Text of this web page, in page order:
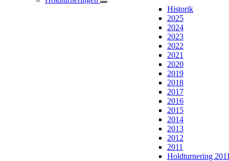
Historik
2025
2024
2023
2022
2021
2020
2019
2018
2017
2016
2015
2014
2013
2012
2011
Holdturnering